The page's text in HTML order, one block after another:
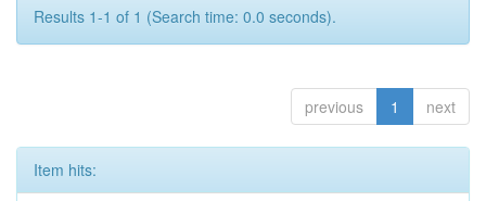
Results 1-1 of 1 (Search time: 0.0 seconds).
previous 1 next
Item hits: